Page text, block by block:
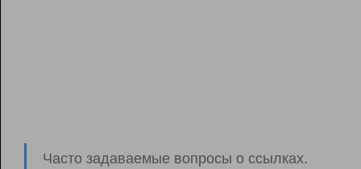
Часто задаваемые вопросы о ссылках.